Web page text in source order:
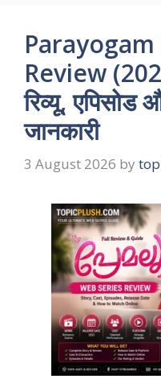
Review
रिव्यू, एपिसोड
जानकारी
3 August 2026 by